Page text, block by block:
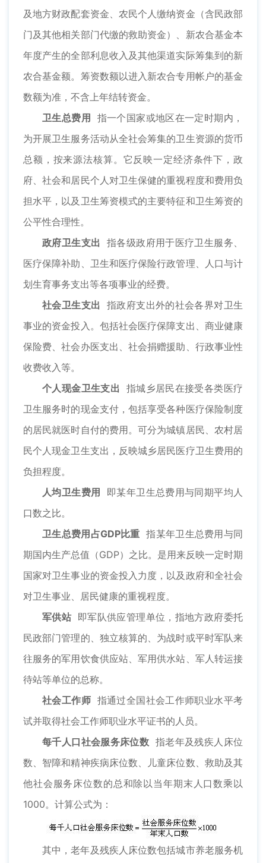
及地方财政配套资金、农民个人缴纳资金（含民政部
门及其他相关部门代缴的救助资金）、新农合基金本
年度产生的全部利息收入及其他渠道实际筹集到的新
农合基金额。筹资数额以进入新农合专用帐户的基金
数额为准，不含上年结转资金。
卫生总费用
指一个国家或地区在一定时期内，
为开展卫生服务活动从全社会筹集的卫生资源的货币
总额，按来源法核算。它反映一定经济条件下，政
府、社会和居民个人对卫生保健的重视程度和费用负
担水平，以及卫生筹资模式的主要特征和卫生筹资的
公平性合理性。
政府卫生支出
指各级政府用于医疗卫生服务、
医疗保障补助、卫生和医疗保险行政管理、人口与计
划生育事务支出等各项事业的经费。
社会卫生支出
指政府支出外的社会各界对卫生
事业的资金投入。包括社会医疗保障支出、商业健康
保险费、社会办医支出、社会捐赠援助、行政事业性
收费收入等。
个人现金卫生支出
指城乡居民在接受各类医疗
卫生服务时的现金支付，包括享受各种医疗保险制度
的居民就医时自付的费用。可分为城镇居民、农村居
民个人现金卫生支出，反映城乡居民医疗卫生费用的
负担程度。
人均卫生费用
即某年卫生总费用与同期平均人
口数之比。
卫生总费用占GDP比重 指某年卫生总费用与同
期国内生产总值（GDP）之比。是用来反映一定时期
国家对卫生事业的资金投入力度，以及政府和全社会
对卫生事业、居民健康的重视程度。
军供站即军队供应管理单位，指地方政府委托
民政部门管理的、独立核算的、为战时或平时军队来
往服务的军用饮食供应站、军用供水站、军人转运接
待站等单位的总称。
社会工作师指通过全国社会工作师职业水平考
试并取得社会工作师职业水平证书的人员。
每千人口社会服务床位数 指老年及残疾人床位
数、智障和精神疾病床位数、儿童床位数、救助及其
他社会服务床位数的总和除以当年期末人口数乘以
1000。计算公式为：
其中，老年及残疾人床位数包括城市养老服务机